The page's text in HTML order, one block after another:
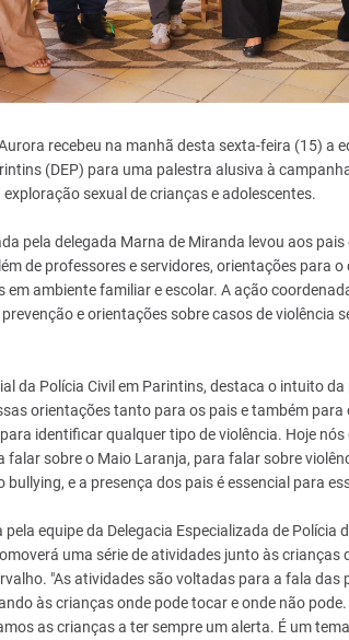
recebeu na manhã desta sexta-feira (15) a
(DEP) para uma palestra alusiva à
sexual de crianças e adolescentes.
pela delegada Marna de Miranda levou aos
de professores e servidores, orientações para
ambiente familiar e escolar. A ação
e orientações sobre casos de violência
da Polícia Civil em Parintins, destaca o intuito
orientações tanto para os pais e também para
identificar qualquer tipo de violência. Hoje
falar sobre o Maio Laranja, para falar sobre
e a presença dos pais é essencial para
equipe da Delegacia Especializada de Polícia
uma série de atividades junto às crianças
"As atividades são voltadas para a fala das
às crianças onde pode tocar e onde não
as crianças a ter sempre um alerta. É um